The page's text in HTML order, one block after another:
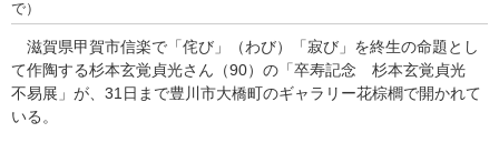
で）
滋賀県甲賀市信楽で「侘び」（わび）「寂び」を終生の命題とし
て作陶する杉本玄覚貞光さん（90）の「卒寿記念 杉本玄覚貞光
不易展」が、31日まで豊川市大橋町のギャラリー花棕櫚で開かれて
いる。